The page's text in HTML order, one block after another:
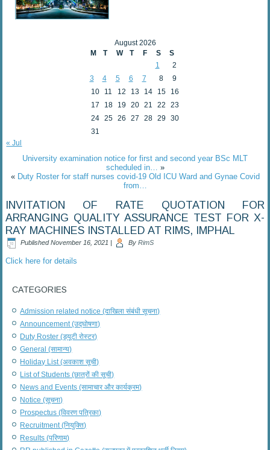
August 2026
M
T W T F S
S
1
2
3
4 5 6 7 8
9
10
11 12 13 14 15
16
17
18 19 20 21 22
23
24 25 26 27 28 29
30
31
« Jul
University examination notice for first and second year BSc MLT
scheduled in…
»
« Duty Roster for staff nurses covid-19 Old ICU Ward and Gynae Covid
from…
INVITATION OF RATE QUOTATION FOR
ARRANGING QUALITY ASSURANCE TEST FOR X-
RAY MACHINES INSTALLED AT RIMS, IMPHAL
Published November 16, 2021 | By RimS
Click here for details
CATEGORIES
Admission related notice (दाखिला संबंधी सूचना)
Announcement (उद्घोषणा)
Duty Roster (ड्यूटी रोस्टर)
General (सामान्य)
Holiday List (अवकाश सूची)
List of Students (छात्रों की सूची)
News and Events (सामाचार और कार्यक्रम)
Notice (सूचना)
Prospectus (विवरण पत्रिका)
Recruitment (नियुक्ति)
Results (परिणाम)